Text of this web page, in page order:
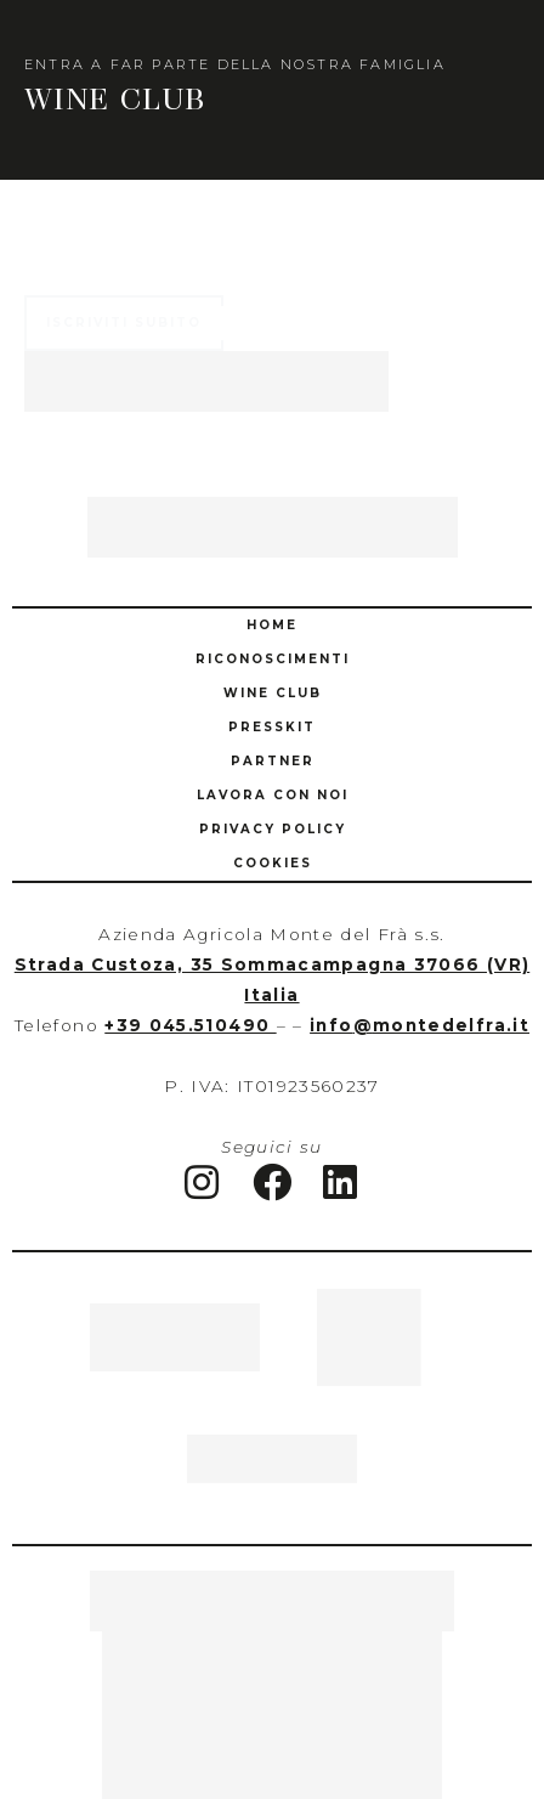
ENTRA A FAR PARTE DELLA NOSTRA FAMIGLIA
WINE CLUB
HOME
RICONOSCIMENTI
WINE CLUB
PRESSKIT
PARTNER
LAVORA CON NOI
PRIVACY POLICY
COOKIES
Azienda Agricola Monte del Frà s.s.
Strada Custoza, 35 Sommacampagna 37066 (VR)
Italia
Telefono+39 045.510490 – – info @montedelfra.it
P. IVA: IT01923560237
Seguici su